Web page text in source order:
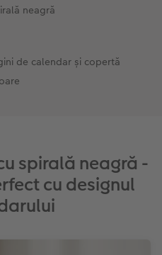
neagră
de calendar și copertă
spirală neagră -
cu designul